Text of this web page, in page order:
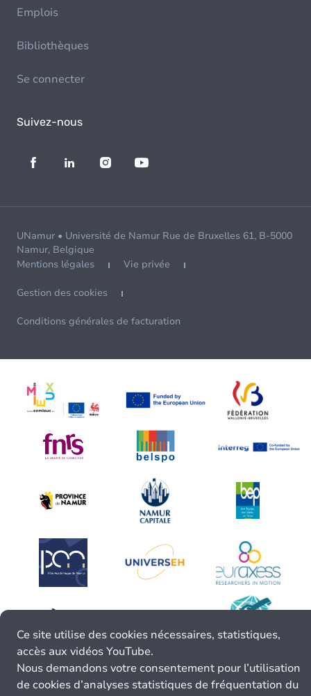
Emplois
Bibliothèques
Se connecter
Suivez-nous
UNamur • Université de Namur Rue de Bruxelles 61, B-5000
Namur, Belgique
Mentions légales
Vie privée
Gestion des cookies
Conditions générales de facturation
Ce site utilise des cookies nécessaires, statistiques,
accès aux vidéos YouTube.
Nous demandons votre consentement pour l’utilisation
de cookies d’analyses statistiques de fréquentation du